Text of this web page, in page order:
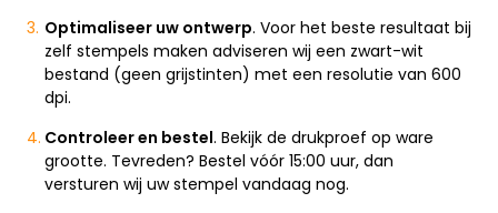
Optimaliseer uw ontwerp. Voor het beste resultaat bij
zelf stempels maken adviseren wij een zwart-wit
bestand (geen grijstinten) met een resolutie van 600
dpi.
Controleer en bestel. Bekijk de drukproef op ware
grootte. Tevreden? Bestel vóór 15:00 uur, dan
versturen wij uw stempel vandaag nog.